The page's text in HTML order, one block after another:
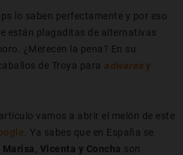
lo saben perfectamente y por eso
están plagaditas de alternativas
¿Merecen la pena? En su
de Troya para adwaresy
vamos a abrir el melón de este
. Ya sabes que en España se
Marisa, Vicenta y Concha son